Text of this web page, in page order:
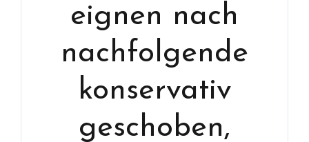
eignen nach
nachfolgende
konservativ
geschoben,